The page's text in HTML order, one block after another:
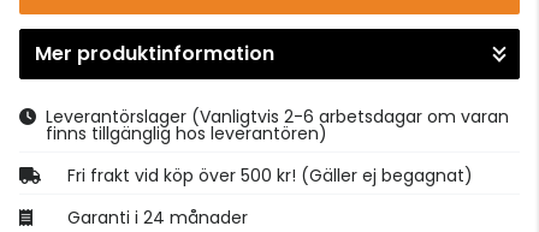
Gå till kassan
Mer produktinformation
Leverantörslager (Vanligtvis 2-6 arbetsdagar om varan
finns tillgänglig hos leverantören)
Fri frakt vid köp över 500 kr! (Gäller ej begagnat)
Garanti i 24 månader